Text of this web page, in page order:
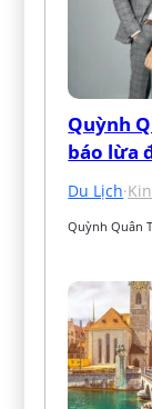
Quỳnh
báo lừa
Du Lịch·
Quỳnh Quân